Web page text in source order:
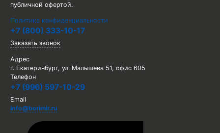
публичной офертой.
Политика конфиденциальности
+7 (800) 333-10-17
Заказать звонок
Адрес
г. Екатеринбург, ул. Малышева 51, офис 605
Телефон
+7 (996) 597-10-29
Email
info@borimir.ru